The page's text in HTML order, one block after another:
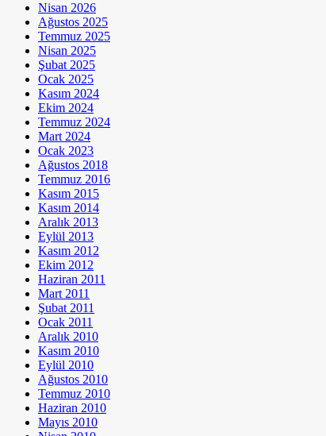
Nisan 2026
Ağustos 2025
Temmuz 2025
Nisan 2025
Şubat 2025
Ocak 2025
Kasım 2024
Ekim 2024
Temmuz 2024
Mart 2024
Ocak 2023
Ağustos 2018
Temmuz 2016
Kasım 2015
Kasım 2014
Aralık 2013
Eylül 2013
Kasım 2012
Ekim 2012
Haziran 2011
Mart 2011
Şubat 2011
Ocak 2011
Aralık 2010
Kasım 2010
Eylül 2010
Ağustos 2010
Temmuz 2010
Haziran 2010
Mayıs 2010